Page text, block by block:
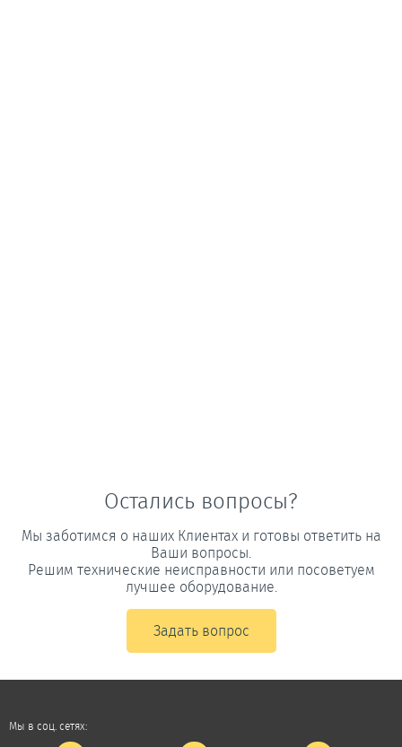
Остались вопросы?
Мы заботимся о наших Клиентах и готовы ответить на
Ваши вопросы.
Решим технические неисправности или посоветуем
лучшее оборудование.
Задать вопрос
Мы в соц. сетях: